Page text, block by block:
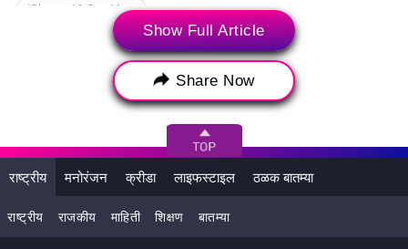
iPhone 16 Pro Max
Show Full Article
Share Now
राष्ट्रीय मनोरंजन क्रीडा लाइफस्टाइल ठळक बातम्या
राष्ट्रीय राजकीय माहिती शिक्षण बातम्या